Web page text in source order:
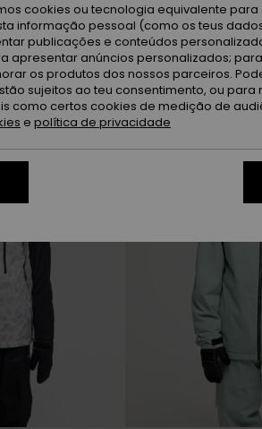
NOVO!
cookies ou tecnologia equivalente
informação pessoal (como os teus
publicações e conteúdos
apresentar anúncios personalizados;
os produtos dos nossos parceiros.
sujeitos ao teu consentimento, ou
como certos cookies de medição de
e política de privacidade